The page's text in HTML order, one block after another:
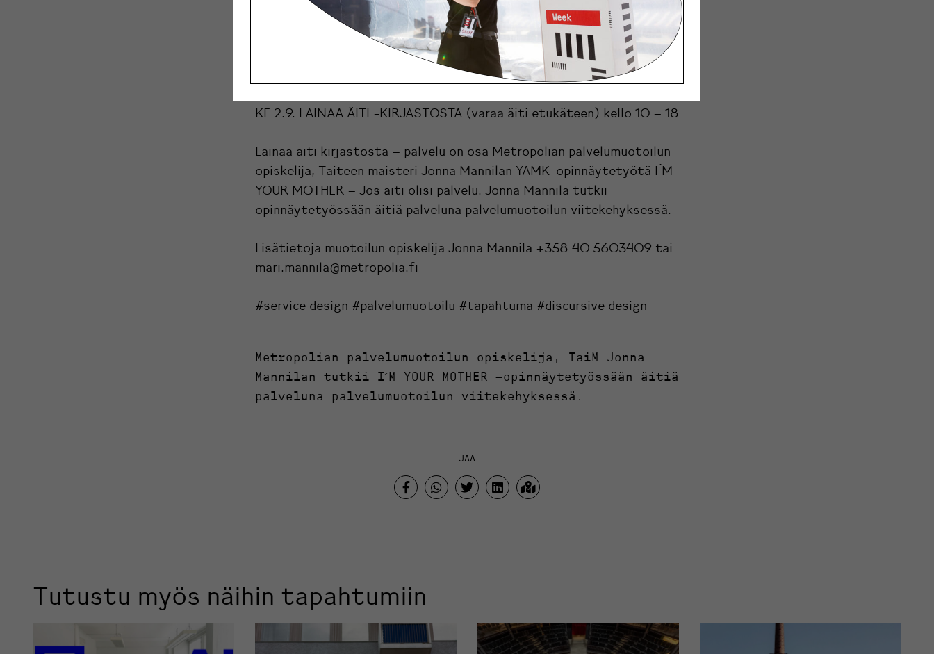
TI 1.9. LAINAA ÄITI -KIRJASTOSTA (WALK-IN, pistäydy paikan päällä ja
KE 2.9. LAINAA ÄITI -KIRJASTOSTA (varaa äiti etukäteen) kello 10 – 18
Lainaa äiti kirjastosta – palvelu on osa Metropolian palvelumuotoilun
opiskelija, Taiteen maisteri Jonna Mannilan YAMK-opinnäytetyötä I ́M
YOUR MOTHER – Jos äiti olisi palvelu. Jonna Mannila tutkii
opinnäytetyössään äitiä palveluna palvelumuotoilun viitekehyksessä.
Lisätietoja muotoilun opiskelija Jonna Mannila +358 40 5603409 tai
mari.mannila@metropolia.fi
#service design #palvelumuotoilu #tapahtuma #discursive design
Metropolian palvelumuotoilun opiskelija, TaiM Jonna
Mannilan tutkii I ́M YOUR MOTHER –opinnäytetyössään äitiä
palveluna palvelumuotoilun viitekehyksessä.
JAA
Tutustu myös näihin tapahtumiin